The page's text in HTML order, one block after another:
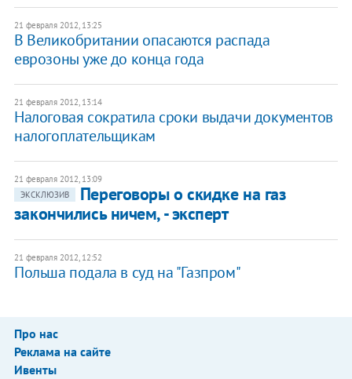
21 февраля 2012, 13:25
В Великобритании опасаются распада
еврозоны уже до конца года
21 февраля 2012, 13:14
Налоговая сократила сроки выдачи документов
налогоплательщикам
21 февраля 2012, 13:09
ЭКСКЛЮЗИВ
Переговоры о скидке на газ
закончились ничем, - эксперт
21 февраля 2012, 12:52
Польша подала в суд на "Газпром"
Про нас
Реклама на сайте
Ивенты